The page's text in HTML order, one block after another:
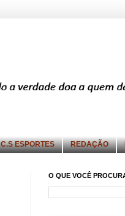
C.S ESPORTES REDAÇÃO
O QUE VOCÊ